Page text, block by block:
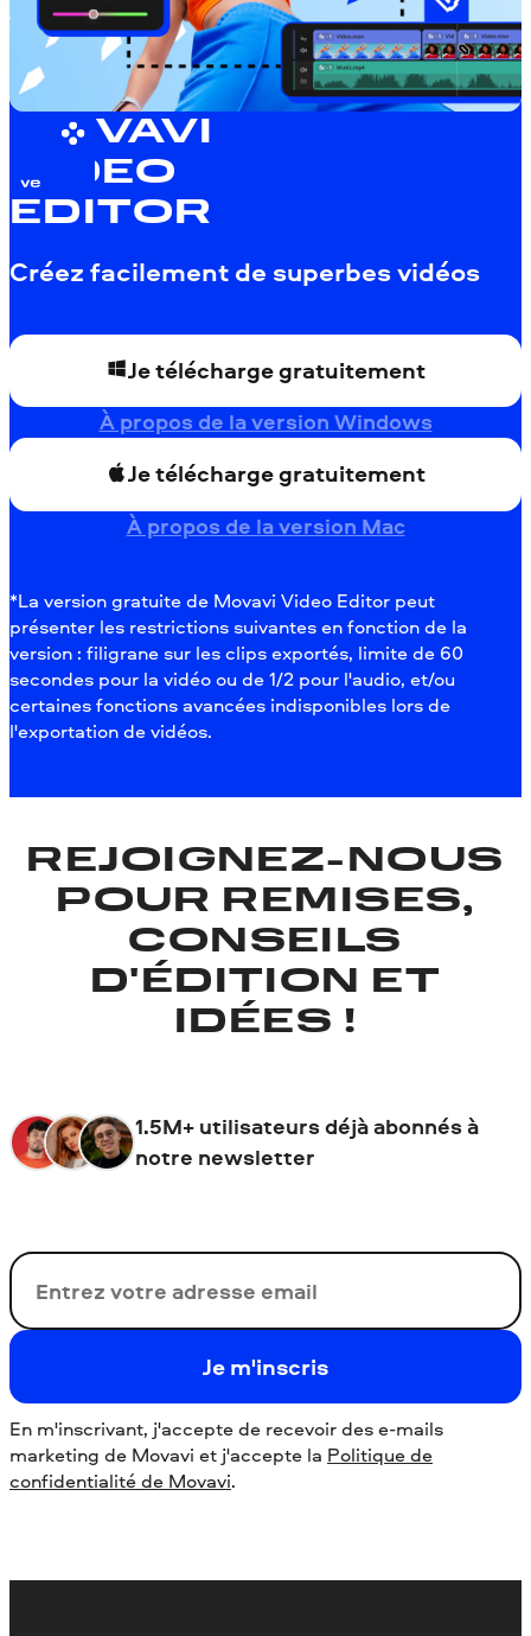
MOVAVI
VIDEO
EDITOR
Créez facilement de superbes vidéos
Je télécharge gratuitement
À propos de la version Windows
Je télécharge gratuitement
À propos de la version Mac
*La version gratuite de Movavi Video Editor peut
présenter les restrictions suivantes en fonction de la
version : filigrane sur les clips exportés, limite de 60
secondes pour la vidéo ou de 1/2 pour l'audio, et/ou
certaines fonctions avancées indisponibles lors de
l'exportation de vidéos.
REJOIGNEZ-NOUS
POUR REMISES,
CONSEILS
D'ÉDITION ET
IDÉES !
1.5M+ utilisateurs déjà abonnés à
notre newsletter
Votre adresse de messagerie
Je m'inscris
En m'inscrivant, j'accepte de recevoir des e-mails
marketing de Movavi et j'accepte la Politique de
confidentialité de Movavi.